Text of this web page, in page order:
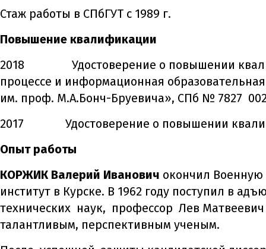
Стаж работы в СПбГУТ с 1989 г.
Повышение квалификации
2018 Удостоверение о повышении
процессе и информационная
им. проф. М.А.Бонч-Бруевича», СПб № 7827
2017 Удостоверение о повышении
Опыт работы
КОРЖИК Валерий Иванович окончил Военную
институт в Курске. В 1962 году поступил в
технических наук, профессор Лев
талантливым, перспективным ученым.